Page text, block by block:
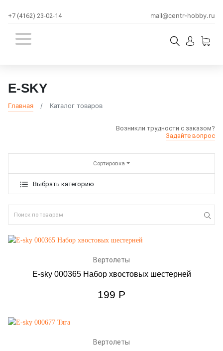
mail@centr-hobby.ru
+7 (4162) 23-02-14
E-SKY
Главная Каталог товаров
Возникли трудности с заказом?
Задайте вопрос
Сортировка
Выбрать категорию
Вертолеты
E-sky 000365 Набор хвостовых шестерней
199 Р
Вертолеты